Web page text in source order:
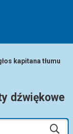
kapitana tłumu
dźwiękowe